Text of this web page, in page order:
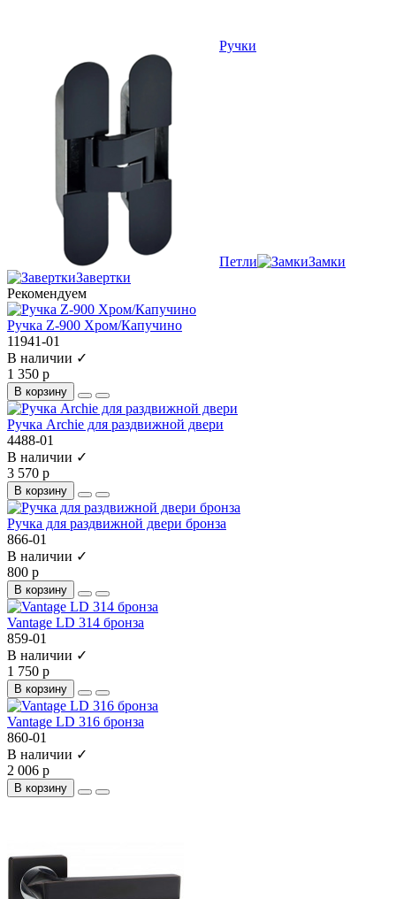
Ручки
Петли
Замки
Завертки
Рекомендуем
Ручка Z-900 Хром/Капучино
11941-01
В наличии ✓
1 350 р
В корзину
Ручка Archie для раздвижной двери
4488-01
В наличии ✓
3 570 р
В корзину
Ручка для раздвижной двери бронза
866-01
В наличии ✓
800 р
В корзину
Vantage LD 314 бронза
859-01
В наличии ✓
1 750 р
В корзину
Vantage LD 316 бронза
860-01
В наличии ✓
2 006 р
В корзину